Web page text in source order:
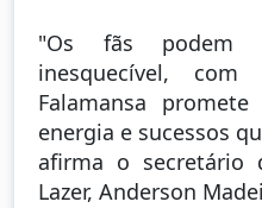
"Os fãs podem
inesquecível,
Falamansa
energia e sucessos
afirma o secretário
Lazer, Anderson